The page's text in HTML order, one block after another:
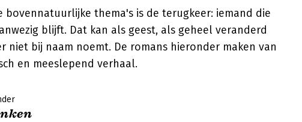
bovennatuurlijke thema's is de terugkeer: iemand die
blijft. Dat kan als geest, als geheel veranderd
niet bij naam noemt. De romans hieronder maken van
en meeslepend verhaal.